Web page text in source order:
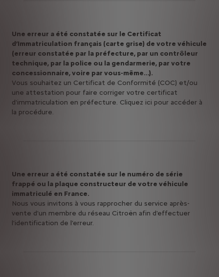
Une erreur a été constatée sur le Certificat
d’Immatriculation français (carte grise) de votre véhicule
(erreur constatée par la préfecture, par un contrôleur
technique, par la police ou la gendarmerie, par votre
concessionnaire, voire par vous-même…).
Vous souhaitez un Certificat de Conformité (COC) et/ou
une attestation pour faire corriger votre certificat
d'immatriculation en préfecture. Cliquez ici pour accéder à
la procédure.
Une erreur a été constatée sur le numéro de série
frappé ou la plaque constructeur de votre véhicule
immatriculé en France.
Nous vous invitons à vous rapprocher du service après-
vente d'un membre du réseau Citroën afin d'effectuer
l’identification de l’erreur.